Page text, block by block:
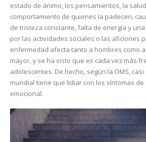
estado de ánimo, los pensamientos, la
comportamiento de quienes la padecen,
de tristeza constante, falta de energía y
por las actividades sociales o las aficiones
enfermedad afecta tanto a hombres como
mayor, y se ha visto que es cada vez más
adolescentes. De hecho, según la OMS,
mundial tiene que lidiar con los síntomas
emocional.